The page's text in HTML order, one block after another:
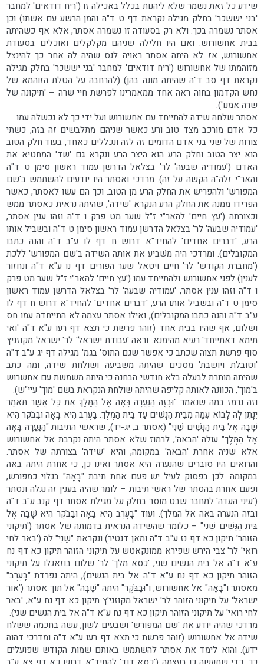
שידע כל זאת נשמר שלא ליהנות בכלל באכילה זו ('ריח דודאים' למחבר
'בני יששכר' בחלק מגילה נקראת דף ט ד"ה והמן הרשע עם אשתו) וכן
אסתר נשמרה בכך. ולא רק בסעודה זו נשמרה אסתר, אלא אף כשהיתה
בבית אחשורוש. ואם היו חלילה שניהם מקלקלים ואוכלים בסעודת
אחשורוש, אז לא היתה אסתר ראויה לנס שהיה לה אחר כך להינצל
מזוהמתו של אחשורוש ('ריח דודאים' למחבר 'בני יששכר' בחלק מגילה
נקראת דף סב ד"ה שהיתה מונה בהן) (להרחבה על הטלת הזוהמא של
נחש הקדמון בחוה ראה אחד ממאמרינו לפרשת חיי שרה – 'תיקונה של
שרה אמנו').
אסתר שלחה שידה להתייחד עם אחשורוש ועל ידי כך לא נכשלה עמו
כל אדם מורכב מצד טוב ורע כאשר שניהם מתלבשים זה בזה, כשתי
צורות של שני בני אדם הדומים זה לזה ונכללים כאחד, בעוד חלק הטוב
הוא יצר הטוב וחלק הרע הוא היצר הרע ונקרא גם 'שד' המחטיא את
האדם ('עמודיה שבעה' לר' בצלאל הדרשן עמוד ראשון סימן ט ד"ה
והאר"י זלה"ה הקשה על זה). מרדכי ואסתר היו יודעים להשתמש ב'שם
המפורש' ולהפריש את החלק הרע מן הטוב. וכך הם עשו לאסתר, כאשר
הפרידו ממנה את החלק הרע הנקרא 'שידה', שהיתה נראית כאסתר ממש
וכצורתה ('עץ חיים' להאר"י ז"ל שער מט פרק ו ד"ה וזהו ענין אסתר,
'עמודיה שבעה' לר' בצלאל הדרשן עמוד ראשון סימן ט ד"ה ובשביל אותו
הרע, 'דברים אחדים' להחיד"א דרוש ח דף לו ע"ב ד"ה והנה כתבו
המקובלים). ומרדכי היה משׁביע את אותה השידה ב'שם המפורש' ללכת
('מחברת הקודש' לר' חיים ויטאל שער הפורים דף נו ע"א ד"ה ונחזור
לענין) לפני אחשורוש ולהתייחד עמו ('עץ חיים' להאר"י ז"ל שער מט פרק
ו ד"ה וזהו ענין אסתר, 'עמודיה שבעה' לר' בצלאל הדרשן עמוד ראשון
סימן ט ד"ה ובשביל אותו הרע, 'דברים אחדים' להחיד"א דרוש ח דף לו
ע"ב ד"ה והנה כתבו המקובלים), ואילו אסתר עצמה לא התייחדה עמו חס
ושלום, אף שהיו בבית אחד (זוהר פרשת כי תצא דף רעו ע"א ד"ה 'ואי
תימא דאתייחד' רעיא מהימנא. וראה 'עבודת ישראל' לר' ישראל מקוזניץ
סוף פרשת תצוה שכתב כי אפשר שגם התוס' בגמ' מגילה דף יג ע"ב ד"ה
'וטובלת ויושבת' מסכים שהיתה משביעה ושולחת שידה, ומה כתב
שהיתה מותרת לבעלה בלא חודשי הבחנה כי היתה משמשת עם אחשרוש
ב'מוך', הכוונה לאותה קליפה שהיתה שולחת הנקראת בשם 'מוך' עיי"ש).
וזה נרמז במה שנאמר "וּבָזֶה הַנַּעֲרָה בָּאָה אֶל הַמֶּלֶךְ אֵת כָּל אֲשֶׁר תֹּאמַר
יִנָּתֵן לָהּ לָבוֹא עִמָּהּ מִבֵּית הַנָּשִׁים עַד בֵּית הַמֶּלֶךְ: בָּעֶרֶב הִיא בָאָה וּבַבֹּקֶר הִיא
שָׁבָה אֶל בֵּית הַנָּשִׁים שֵׁנִי" (אסתר ב, יג-יד), שראשי התיבות "הַנַּעֲרָה בָּאָה
אֶל הַמֶּלֶךְ" עולה 'הבאה', לרמוז שלא אסתר היתה נקרבת אל אחשורוש
אלא שניה אחרת 'הבאה' במקומה, והיא 'שידה' בצורתה של אסתר.
והרואים היו סוברים שהנערה היא אסתר ואינו כן, כי אחרת היתה באה
במקומה. לכן בפסוק לעיל יש פעם אחת תיבת "בָאָה" בגלוי כמפורש,
ופעם אחרת בהסתר של ראשי תיבות – לומר שהיה בענין זה נגלה ונסתר
('עיני העדה' למחבר שבט מוסר בחלק על מגילת אסתר דף קנב ע"ב ד"ה
ובזה הנערה באה אל המלך). ועוד "בָּעֶרֶב הִיא בָאָה וּבַבֹּקֶר הִיא שָׁבָה אֶל
בֵּית הַנָּשִׁים שֵׁנִי" – כלומר שהשידה הנראית בדמותה של אסתר ('תיקוני
הזוהר' תיקון כא דף נז ע"ב ד"ה ומאן דנטיר) ונקראת "שֵׁנִי" לה ('באר לחי
רואי' לר' צבי הירש שפירא ממונקאטש על תיקוני הזוהר תיקון כא דף נח
ע"א ד"ה אל בית הנשים שני, 'כסא מלך' לר' שלום בוזאגלו על תיקוני
הזוהר תיקון כא דף נח ע"א ד"ה אל בית הנשים), היתה נפרדת "בָּעֶרֶב"
מאסתר ו"בָאָה" אל אחשורוש, ו"וּבַבֹּקֶר" היתה "שָׁבָה" אל תוך אסתר ('אור
ישראל' על תיקוני הזוהר לר' ישראל מקוזני'ץ תיקון כא דף נח ע"א, 'באר
לחי רואי' על תיקוני הזוהר תיקון כא דף נח ע"א ד"ה אל בית הנשים שני).
מרדכי שהיה יודע את 'שם המפורש' ושבעים לשון, עשה בחכמה ששלח
שידה אל אחשורוש (זוהר פרשת כי תצא דף רעו ע"א ד"ה ומדרכי דהוה
ידע). והוא לימד את אסתר להשתמש באותם שמות הקודש שפועלים